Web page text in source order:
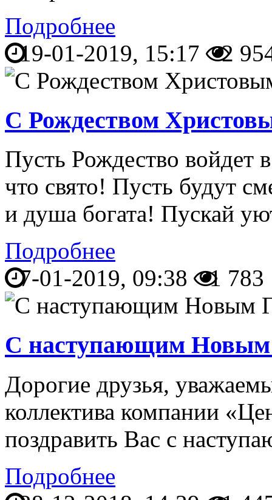
Подробнее
19-01-2019, 15:17
2
С Рождеством
Пусть Рождество войдет
что свято! Пусть будут
и душа богата! Пускай
Подробнее
7-01-2019, 09:38
1 783
С наступающим Новым
Дорогие друзья,
коллектива компании
поздравить Вас с
Подробнее